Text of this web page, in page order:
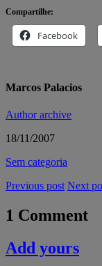
Compartilhe:
Facebook
Marcos Palacios
Author archive
18/11/2007
Sem categoria
Previous post Next
1 Comment
Add yours